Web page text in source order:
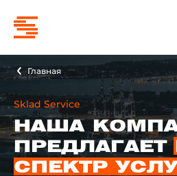
Главная
Sklad Service
НАША
ПРЕДЛАГАЕТ
СПЕКТР